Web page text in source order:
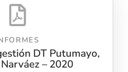
DT Putumayo,
– 2020